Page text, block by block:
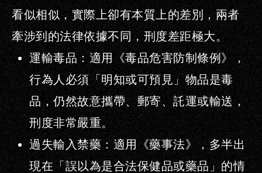
看似相似，實際上卻有本質上的差別，兩者
牽涉到的法律依據不同，刑度差距極大。
運輸毒品 ：適用《毒品危害防制條例》，
行為人必須「明知或可預見」物品是毒
品，仍然故意攜帶、郵寄、託運或輸送，
刑度非常嚴重。
過失輸入禁藥：適用《藥事法》，多半出
現在「誤以為是合法保健品或藥品」的情